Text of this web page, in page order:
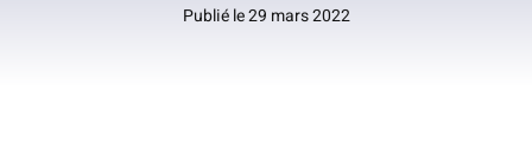
Publié le 29 mars 2022